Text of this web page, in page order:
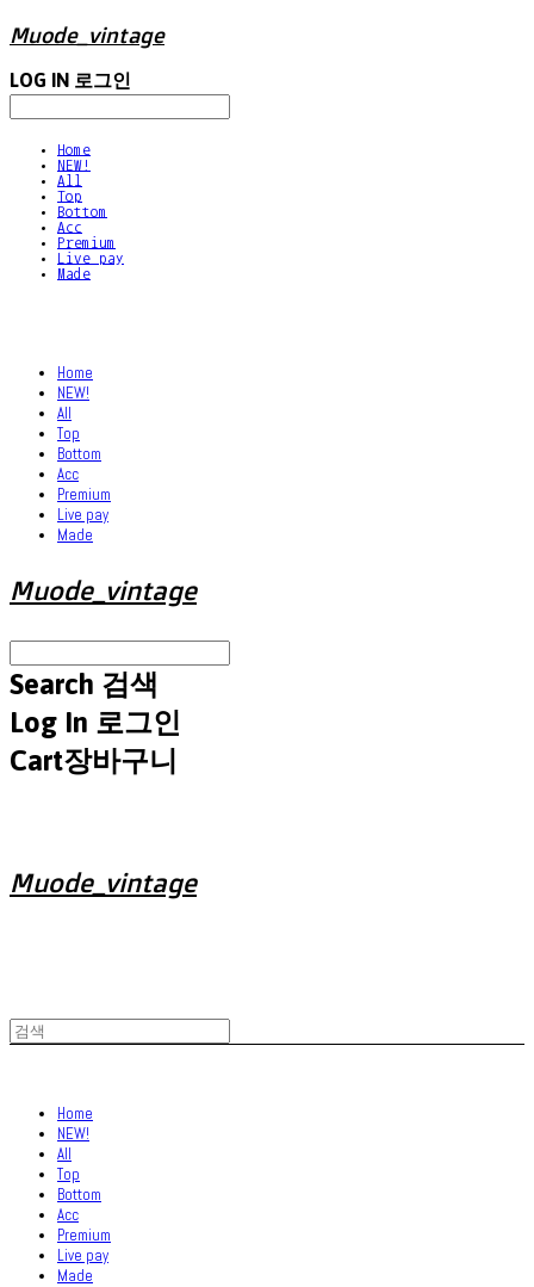
Muode_vintage
LOG IN 로그인
Home
NEW!
All
Top
Bottom
Acc
Premium
Live pay
Made
Home
NEW!
All
Top
Bottom
Acc
Premium
Live pay
Made
Muode_vintage
Search 검색
Log In 로그인
Cart장바구니
Muode_vintage
Home
NEW!
All
Top
Bottom
Acc
Premium
Live pay
Made